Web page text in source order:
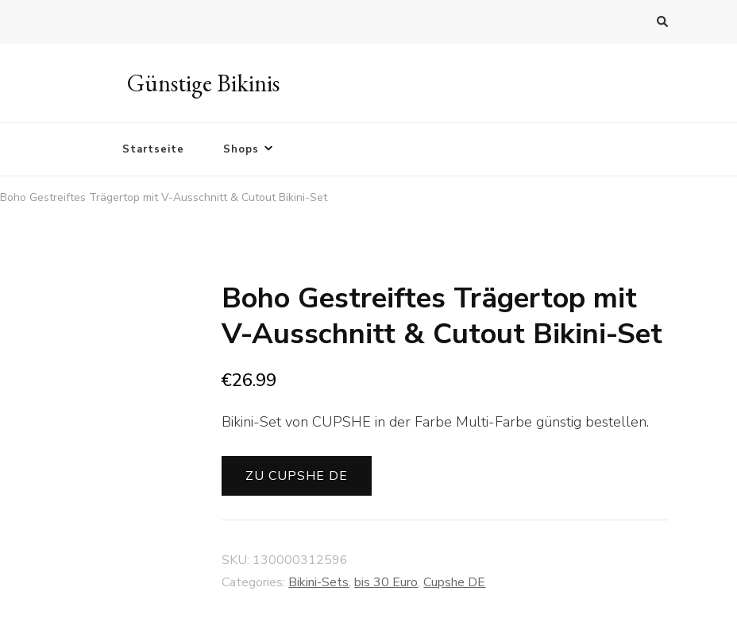
Günstige Bikinis
Startseite Shops
Boho Gestreiftes Trägertop mit V-Ausschnitt & Cutout Bikini-Set
Boho Gestreiftes Trägertop mit
V-Ausschnitt & Cutout Bikini-Set
€26.99
Bikini-Set von CUPSHE in der Farbe Multi-Farbe günstig bestellen.
ZU CUPSHE DE
SKU: 130000312596
Categories: Bikini-Sets,bis 30 Euro,Cupshe DE